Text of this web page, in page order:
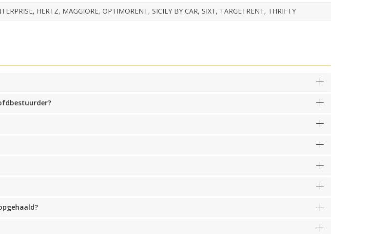
HERTZ, MAGGIORE, OPTIMORENT, SICILY BY CAR, SIXT, TARGETRENT, THRIFTY